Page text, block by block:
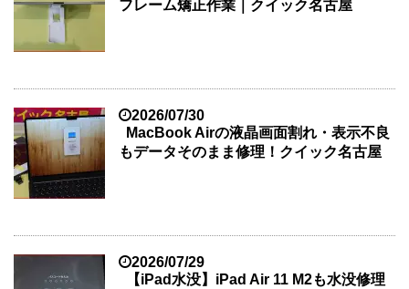
フレーム矯正作業｜クイック名古屋
2026/07/30
MacBook Airの液晶画面割れ・表示不良
もデータそのまま修理！クイック名古屋
2026/07/29
【iPad水没】iPad Air 11 M2も水没修理